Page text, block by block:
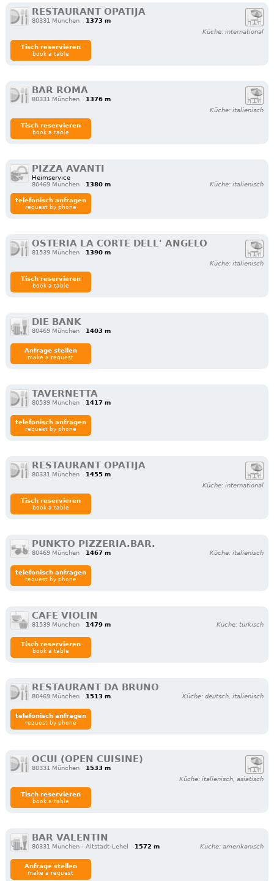
RESTAURANT OPATIJA
80331 München
1373 m
Küche: international
Tisch reservieren
book a table
BAR ROMA
80331 München
1376 m
Küche: italienisch
Tisch reservieren
book a table
PIZZA AVANTI
Heimservice
80469 München
1380 m Küche: italienisch
telefonisch anfragen
request by phone
OSTERIA LA CORTE DELL' ANGELO
81539 München
1390 m
Küche: italienisch
Tisch reservieren
book a table
DIE BANK
80469 München 1403 m
Anfrage stellen
make a request
TAVERNETTA
80539 München 1417 m
telefonisch anfragen
request by phone
RESTAURANT OPATIJA
80331 München
1455 m
Küche: international
Tisch reservieren
book a table
PUNKTO PIZZERIA.BAR.
80469 München 1467 m Küche: italienisch
telefonisch anfragen
request by phone
CAFE VIOLIN
81539 München 1479 m Küche: türkisch
Tisch reservieren
book a table
RESTAURANT DA BRUNO
80469 München 1513 m Küche: deutsch, italienisch
telefonisch anfragen
request by phone
OCUI (OPEN CUISINE)
80331 München
1533 m
Küche: italienisch, asiatisch
Tisch reservieren
book a table
BAR VALENTIN
80331 München - Altstadt-Lehel 1572 m Küche: amerikanisch
Anfrage stellen
make a request